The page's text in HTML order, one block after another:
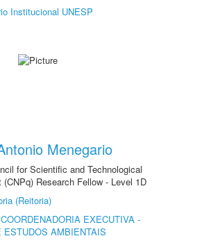
Institucional UNESP
Menegario
for Scientific and Technological
(CNPq) Research Fellow - Level 1D
(Reitoria)
COORDENADORIA EXECUTIVA -
ESTUDOS AMBIENTAIS